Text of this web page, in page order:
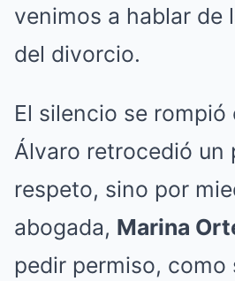
venimos a hablar de
del divorcio.
El silencio se
Álvaro retrocedió un
respeto, sino por
abogada, Marina
pedir permiso, como